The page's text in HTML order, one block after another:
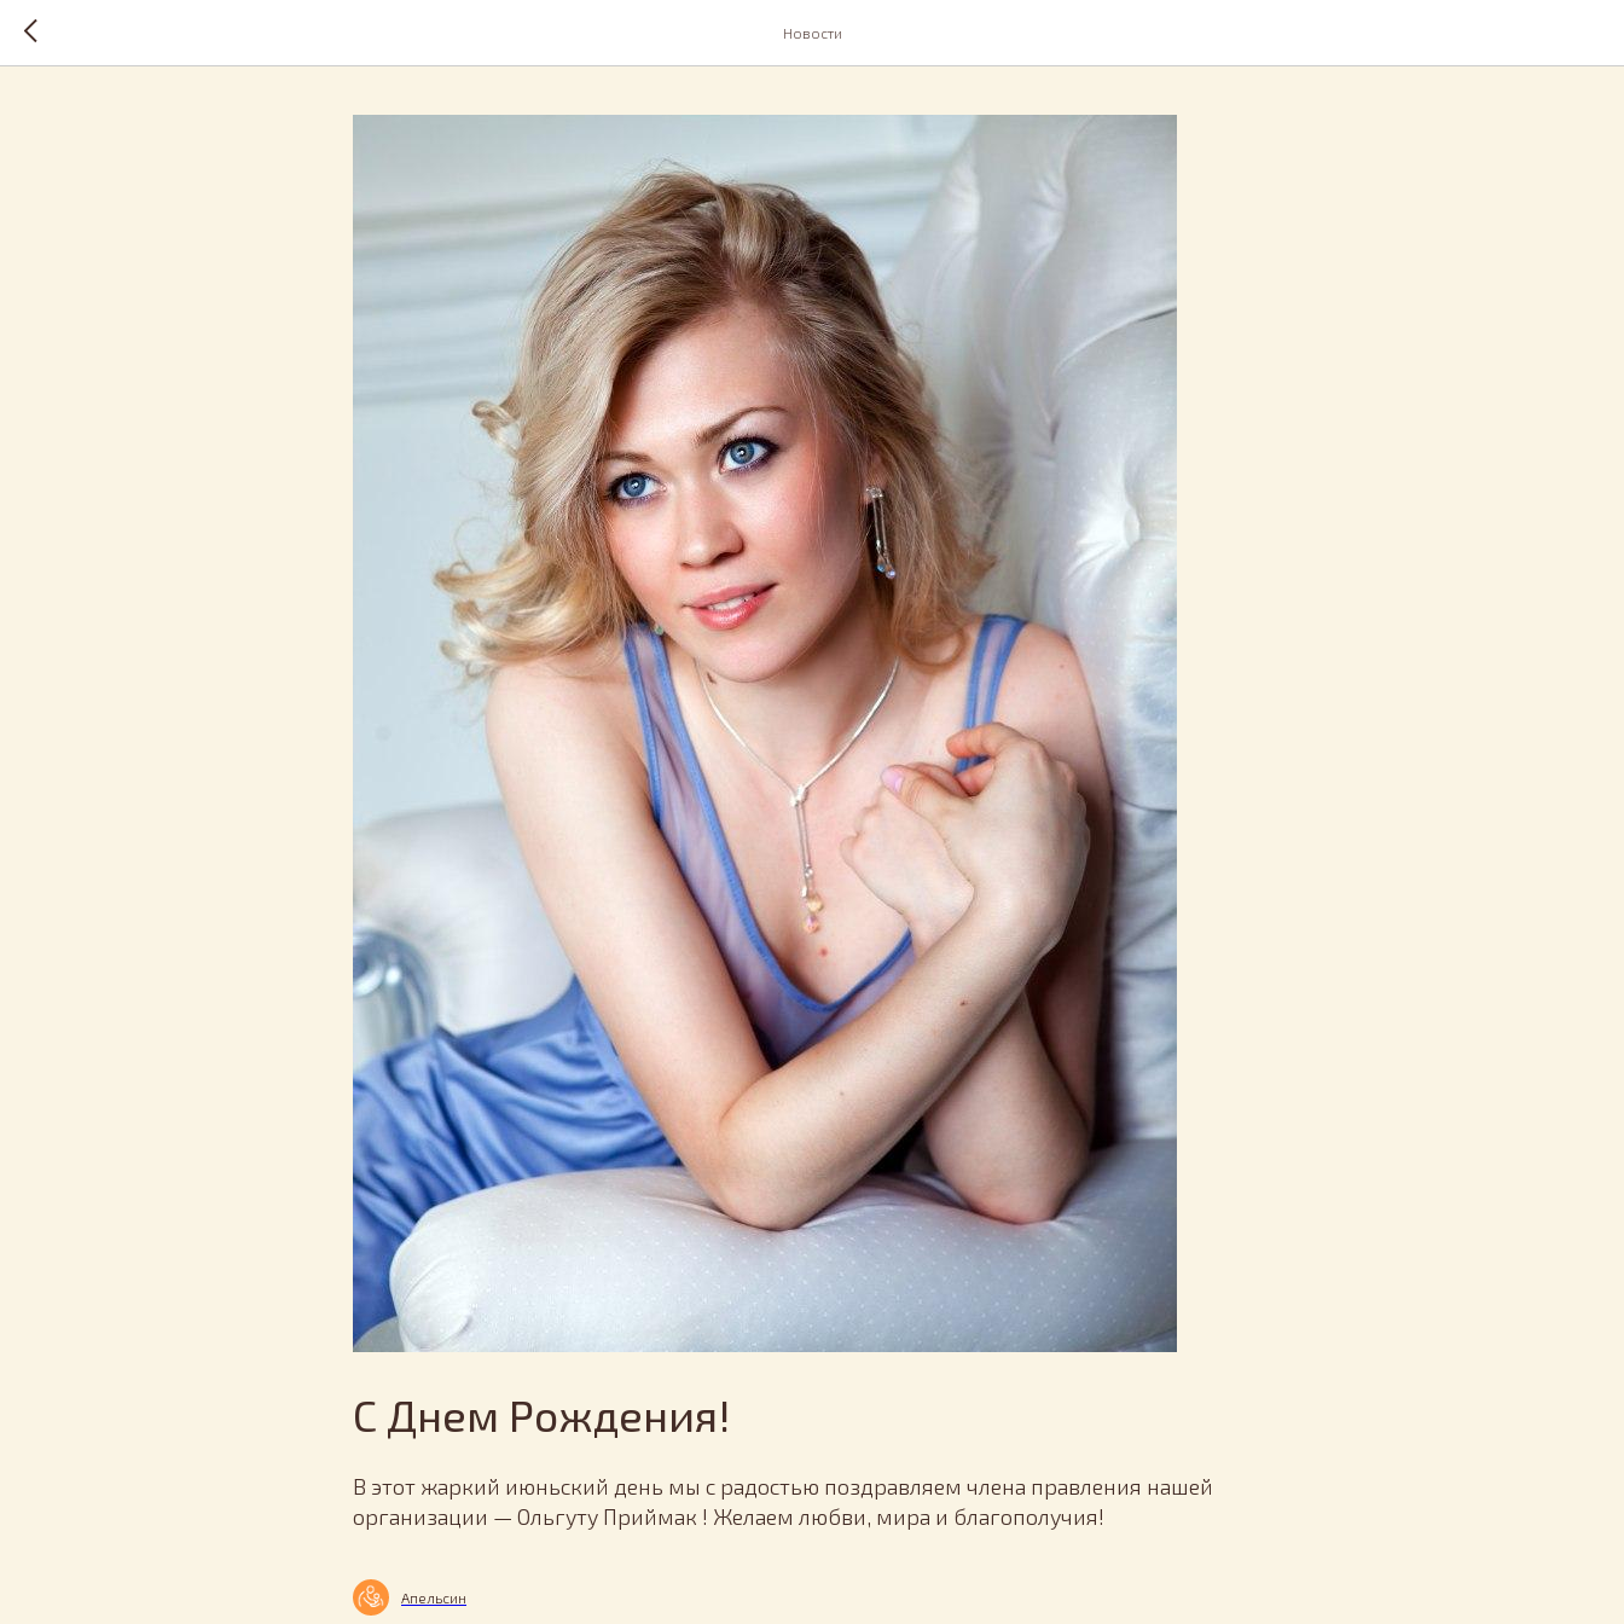
Новости
С Днем Рождения!
В этот жаркий июньский день мы с радостью поздравляем члена правления нашей
организации — Ольгуту Приймак ! Желаем любви, мира и благополучия!
Апельсин